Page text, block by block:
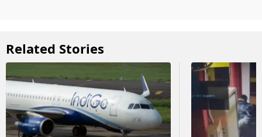
Related Stories